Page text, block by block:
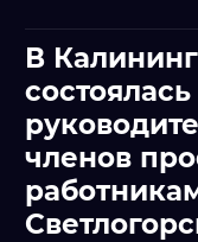
В
членов